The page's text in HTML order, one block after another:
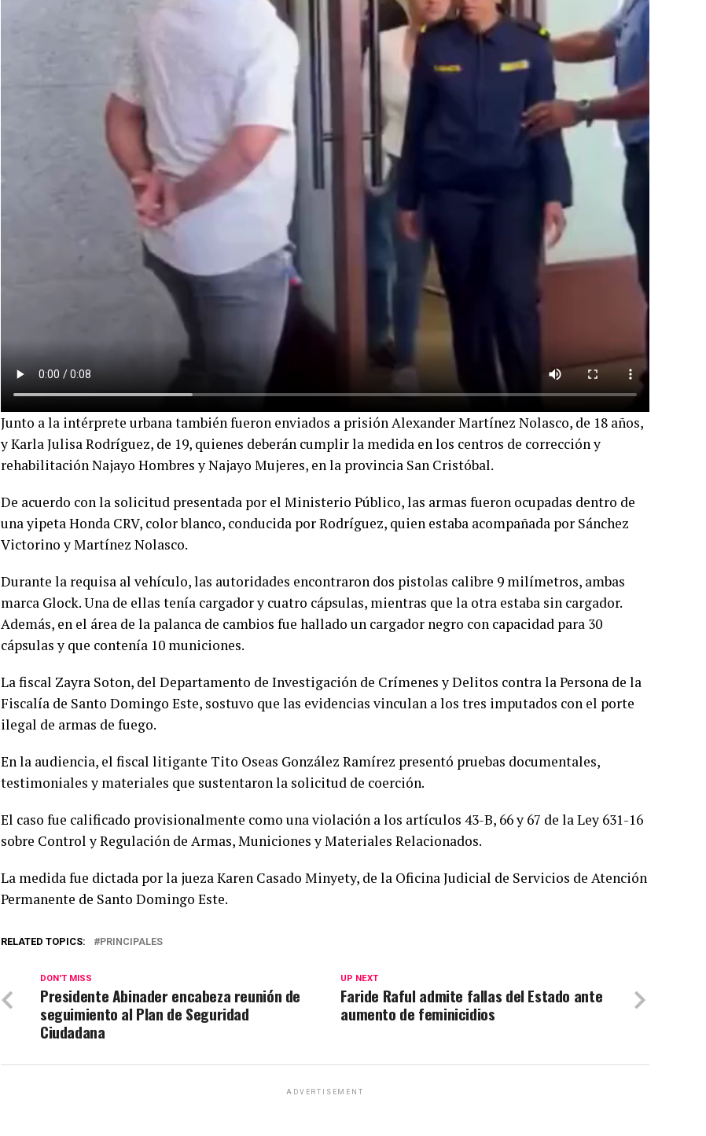
Junto a la intérprete urbana también fueron enviados a prisión Alexander Martínez Nolasco, de 18 años,
y Karla Julisa Rodríguez, de 19, quienes deberán cumplir la medida en los centros de corrección y
rehabilitación Najayo Hombres y Najayo Mujeres, en la provincia San Cristóbal.
De acuerdo con la solicitud presentada por el Ministerio Público, las armas fueron ocupadas dentro de
una yipeta Honda CRV, color blanco, conducida por Rodríguez, quien estaba acompañada por Sánchez
Victorino y Martínez Nolasco.
Durante la requisa al vehículo, las autoridades encontraron dos pistolas calibre 9 milímetros, ambas
marca Glock. Una de ellas tenía cargador y cuatro cápsulas, mientras que la otra estaba sin cargador.
Además, en el área de la palanca de cambios fue hallado un cargador negro con capacidad para 30
cápsulas y que contenía 10 municiones.
La fiscal Zayra Soton, del Departamento de Investigación de Crímenes y Delitos contra la Persona de la
Fiscalía de Santo Domingo Este, sostuvo que las evidencias vinculan a los tres imputados con el porte
ilegal de armas de fuego.
En la audiencia, el fiscal litigante Tito Oseas González Ramírez presentó pruebas documentales,
testimoniales y materiales que sustentaron la solicitud de coerción.
El caso fue calificado provisionalmente como una violación a los artículos 43-B, 66 y 67 de la Ley 631-16
sobre Control y Regulación de Armas, Municiones y Materiales Relacionados.
La medida fue dictada por la jueza Karen Casado Minyety, de la Oficina Judicial de Servicios de Atención
Permanente de Santo Domingo Este.
RELATED TOPICS: PRINCIPALES
UP NEXT
Faride Raful admite fallas del Estado ante
aumento de feminicidios
DON'T MISS
Presidente Abinader encabeza reunión de
seguimiento al Plan de Seguridad
Ciudadana
ADVERTISEMENT